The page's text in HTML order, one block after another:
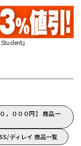
』
，０００円】 商品一
ディレイ 商品一覧